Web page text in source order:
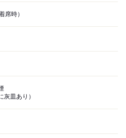
席時）
灰皿あり）